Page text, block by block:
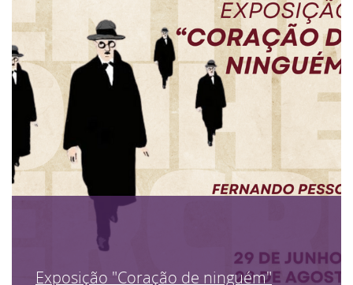
Exposição "Coração de ninguém"